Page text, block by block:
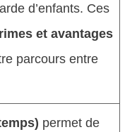
d’enfants. Ces
et avantages
parcours entre
permet de